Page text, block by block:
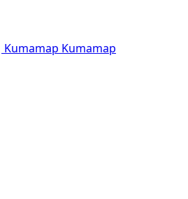
Kumamap Kumamap